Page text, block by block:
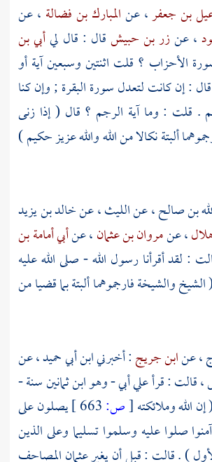
بن جعفر، عنالمبارك بن فضالة ، عن
، عنزر بن حبيشقال : قال ليأبي بن
الأحزاب ؟ قلت اثنتين وسبعين آية أو
: إن كانت لتعدل سورة البقرة ; وإن كنا
. قلت : وما آية الرجم ؟ قال ( إذا زنى
ألبتة نكالا من الله والله عزيز حكيم )
بن صالح، عنالليث، عنخالد بن يزيد
، عنمروان بن عثمان، عنأبي أمامة بن
: لقد أقرأنا رسول الله - صلى الله عليه
والشيخة فارجموهما ألبتة بما قضيا من
، عنابن جريج: أخبرنيابن أبي حميد، عن
، قالت : قرأ علي أبي - وهو ابن ثمانين سنة -
( إن الله وملائكته[ص:
يصلون على
آمنوا صلوا عليه وسلموا تسليما وعلى الذين
) . قالت : قبل أن يغيرعثمانالمصاحف